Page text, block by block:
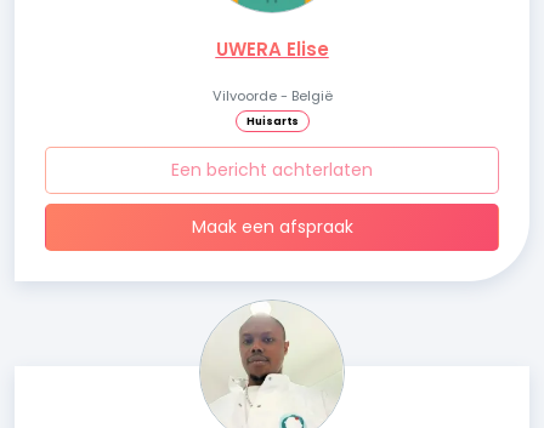
UWERA Elise
Vilvoorde - België
Huisarts
Een bericht achterlaten
Maak een afspraak